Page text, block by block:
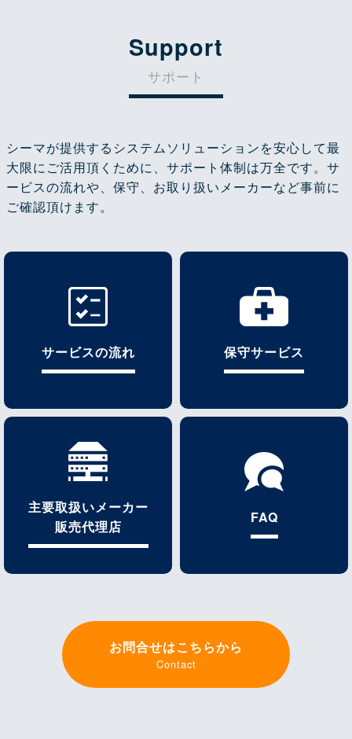
Support
サポート
シーマが提供するシステムソリューションを安心して最
大限にご活用頂くために、サポート体制は万全です。サ
ービスの流れや、保守、お取り扱いメーカーなど事前に
ご確認頂けます。
サービスの流れ 保守サービス
主要取扱いメーカー
販売代理店
FAQ
お問合せはこちらから
Contact